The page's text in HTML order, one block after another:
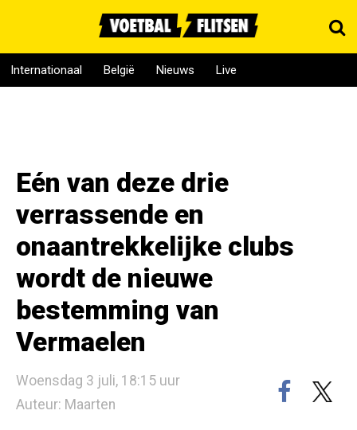
Internationaal België Nieuws Live
Eén van deze drie
verrassende en
onaantrekkelijke clubs
wordt de nieuwe
bestemming van
Vermaelen
Woensdag 3 juli, 18:15 uur
Auteur: Maarten